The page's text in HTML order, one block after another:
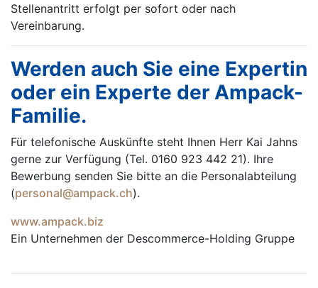
Stellenantritt erfolgt per sofort oder nach
Vereinbarung.
Werden auch Sie eine Expertin
oder ein Experte der Ampack-
Familie.
Für telefonische Auskünfte steht Ihnen Herr Kai Jahns
gerne zur Verfügung (Tel. 0160 923 442 21). Ihre
Bewerbung senden Sie bitte an die Personalabteilung
(personal@ampack.ch).
www.ampack.biz
Ein Unternehmen der Descommerce-Holding Gruppe